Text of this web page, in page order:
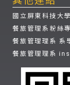
國立屏東科技大學
餐旅管理系粉絲
餐旅管理理系 系
餐旅管理理系